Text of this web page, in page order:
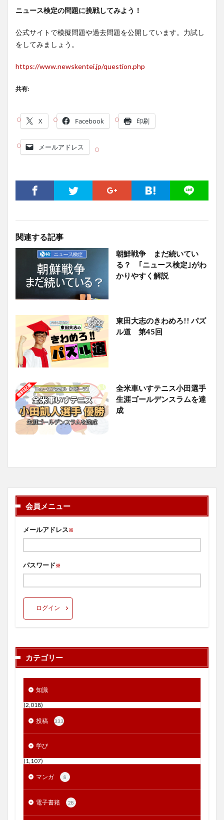
ニュース検定の問題に挑戦してみよう！
公式サイトで模擬問題や過去問題を公開しています。力試し
をしてみましょう。
https://www.newskentei.jp/question.php
共有:
X Facebook 印刷
メールアドレス
関連する記事
朝鮮戦争 まだ続いてい
る？ ｢ニュース検定｣がわ
かりやすく解説
東田大志のきわめろ!! パズ
ル道 第45回
全米車いすテニス小田選手
生涯ゴールデンスラムを達
成
会員メニュー
メールアドレス※
パスワード※
ログイン
カテゴリー
知識
(2,018)
投稿 333
学び
(1,107)
マンガ 8
電子書籍 28